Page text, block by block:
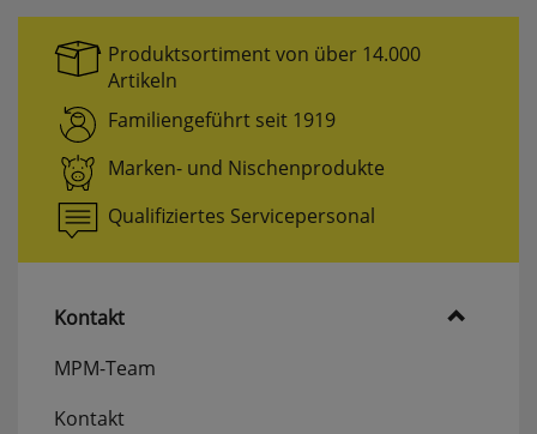
Produktsortiment von über 14.000
Artikeln
Familiengeführt seit 1919
Marken- und Nischenprodukte
Qualifiziertes Servicepersonal
Kontakt
MPM-Team
Kontakt